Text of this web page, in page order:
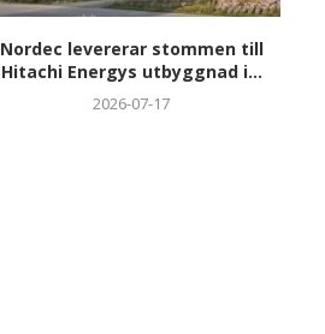
Nordec levererar stommen till
Hitachi Energys utbyggnad i...
2026-07-17